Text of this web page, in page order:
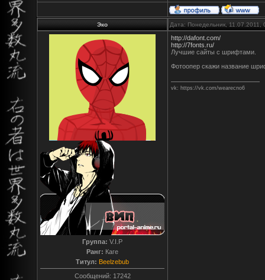
Эко Дата: Понедельник,
Группа: V.I.P
Ранг: Каге
Титул: Beelzebub
Сообщений: 17242
http://dafont.com/
http://7fonts.ru/
Лучшие сайты с шрифтами.
Фотоопер скажи название
vk: https://vk.com/wearecno6